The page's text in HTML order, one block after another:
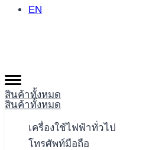
EN
สินค้าทั้งหมด
สินค้าทั้งหมด
เครื่องใช้ไฟฟ้าทั่วไป
โทรศัพท์มือถือ